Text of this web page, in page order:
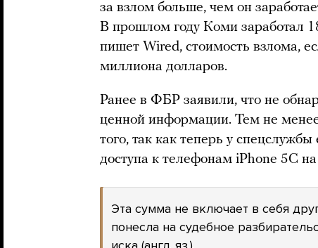
за взлом больше, чем он
В прошлом году Коми заработал
пишет Wired, стоимость взлома,
миллиона долларов.
Ранее в ФБР заявили, что не
ценной информации. Тем не
того, так как теперь у
доступа к телефонам iPhone 5С
Эта сумма не включает в себя
понесла на судебное